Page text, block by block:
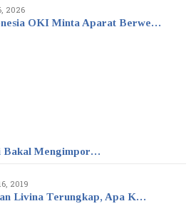
2026
OKI Minta Aparat Berwe…
Bakal Mengimpor…
2019
Livina Terungkap, Apa K…